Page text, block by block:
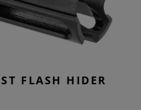
FLASH HIDER